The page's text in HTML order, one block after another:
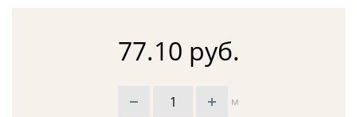
77.10 руб.
м